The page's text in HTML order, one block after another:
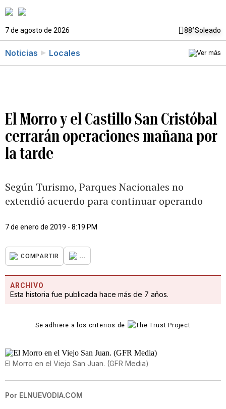
7 de agosto de 2026 88°Soleado
Noticias Locales
El Morro y el Castillo San Cristóbal
cerrarán operaciones mañana por
la tarde
Según Turismo, Parques Nacionales no
extendió acuerdo para continuar operando
7 de enero de 2019 - 8:19 PM
COMPARTIR ...
ARCHIVO
Esta historia fue publicada hace más de 7 años.
Se adhiere a los criterios de
El Morro en el Viejo San Juan. (GFR Media)
Por ELNUEVODIA.COM